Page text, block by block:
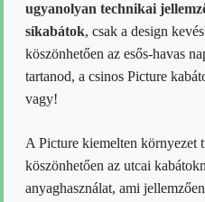
ugyanolyan technikai
síkabátok, csak a design
köszönhetően az esős-havas
tartanod, a csinos Picture
vagy!
A Picture kiemelten környezet
köszönhetően az utcai
anyaghasználat, ami